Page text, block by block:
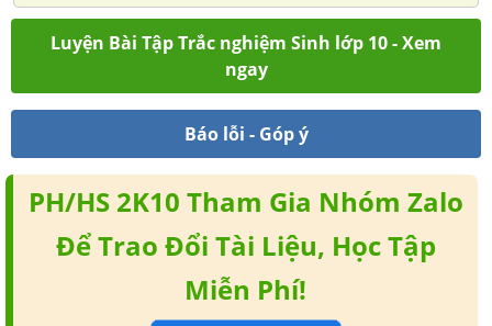
Luyện Bài Tập Trắc nghiệm Sinh lớp 10 - Xem
ngay
Báo lỗi - Góp ý
PH/HS 2K10 Tham Gia Nhóm Zalo
Để Trao Đổi Tài Liệu, Học Tập
Miễn Phí!